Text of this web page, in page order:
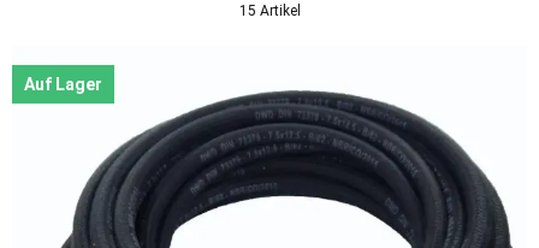
15 Artikel
Auf Lager